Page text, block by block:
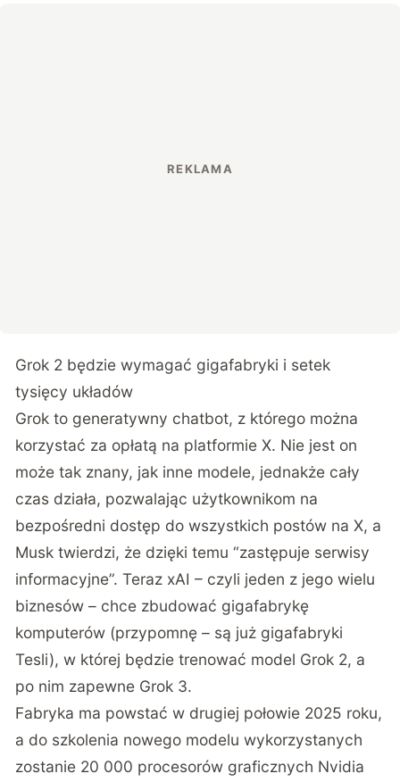
Grok 2 będzie wymagać gigafabryki i setek
tysięcy układów
Grok to generatywny chatbot, z którego można
korzystać za opłatą na platformie X. Nie jest on
może tak znany, jak inne modele, jednakże cały
czas działa, pozwalając użytkownikom na
bezpośredni dostęp do wszystkich postów na X, a
Musk twierdzi, że dzięki temu “zastępuje serwisy
informacyjne”. Teraz xAI – czyli jeden z jego wielu
biznesów – chce zbudować gigafabrykę
komputerów (przypomnę – są już gigafabryki
Tesli), w której będzie trenować model Grok 2, a
po nim zapewne Grok 3.
Fabryka ma powstać w drugiej połowie 2025 roku,
a do szkolenia nowego modelu wykorzystanych
zostanie 20 000 procesorów graficznych Nvidia